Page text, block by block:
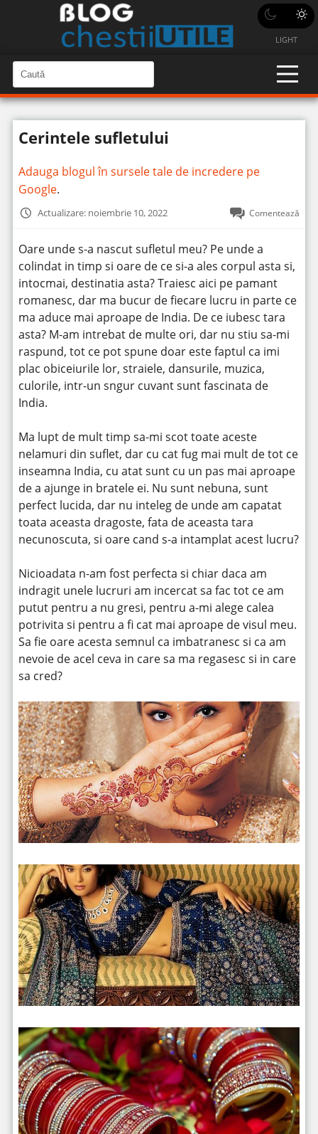
LIGHT
a
u
t
n
C
a
u
î
n
t
Cerintele sufletului
Adauga blogul în sursele tale de incredere pe
Google.
Actualizare: noiembrie 10, 2022 Comentează
Oare unde s-a nascut sufletul meu? Pe unde a
colindat in timp si oare de ce si-a ales corpul asta si,
intocmai, destinatia asta?Traiesc aici pe pamant
romanesc, dar ma bucur de fiecare lucru in parte ce
ma aduce mai aproape de India. De ce iubesc tara
asta? M-am intrebat de multe ori, dar nu stiu sa-mi
raspund, tot ce pot spune doar este faptul ca imi
plac obiceiurile lor, straiele, dansurile, muzica,
culorile, intr-un sngur cuvant sunt fascinata de
India.
Ma lupt de mult timp sa-mi scot toate aceste
nelamuri din suflet, dar cu cat fug mai mult de tot ce
inseamna India, cu atat sunt cu un pas mai aproape
de a ajunge in bratele ei. Nu sunt nebuna, sunt
perfect lucida, dar nu inteleg de unde am capatat
toata aceasta dragoste, fata de aceasta tara
necunoscuta, si oare cand s-a intamplat acest lucru?
Nicioadata n-am fost perfecta si chiar daca am
indragit unele lucruri am incercat sa fac tot ce am
putut pentru a nu gresi, pentru a-mi alege calea
potrivita si pentru a fi cat mai aproape de visul meu.
Sa fie oare acesta semnul ca imbatranesc si ca am
nevoie de acel ceva in care sa ma regasesc si in care
sa cred?